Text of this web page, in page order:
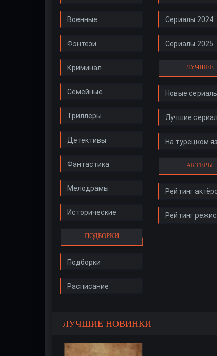
Военные
Фэнтези
Криминал
Семейные
Триллеры
Детективы
Фантастика
Мелодрамы
Исторические
ПОДБОРКИ
Подборки
Расписание
Сериалы 2024
Сериалы 2025
ЛУЧШЕЕ
Новые
Лучшие
На турецком
АКТЁРЫ
Рейтинг
Рейтинг
ЛУЧШИЕ НОВИНКИ